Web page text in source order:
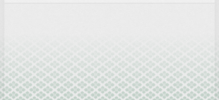
2024-10
2024-09